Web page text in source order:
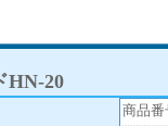
HN-20
商品番